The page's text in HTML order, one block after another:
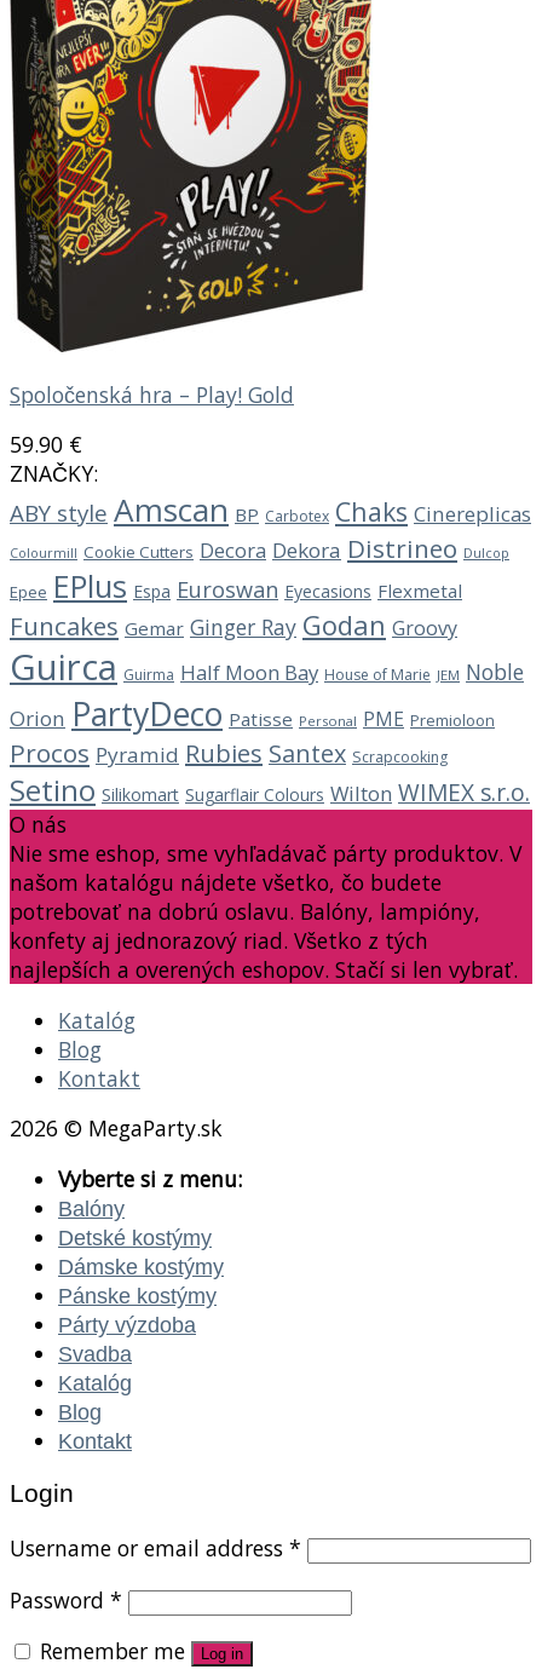
Spoločenská hra – Play! Gold
59.90 €
ZNAČKY:
ABY style Amscan BP Carbotex Chaks Cinereplicas
Colourmill Cookie Cutters Decora Dekora Distrineo Dulcop
Epee EPlus Espa Euroswan Eyecasions Flexmetal
Funcakes Gemar Ginger Ray Godan Groovy
Guirca Guirma Half Moon Bay House of Marie JEM Noble
Orion PartyDeco Patisse Personal PME Premioloon
Procos Pyramid Rubies Santex Scrapcooking
Setino Silikomart Sugarflair Colours Wilton WIMEX s.r.o.
O nás
Nie sme eshop, sme vyhľadávač párty produktov. V
našom katalógu nájdete všetko, čo budete
potrebovať na dobrú oslavu. Balóny, lampióny,
konfety aj jednorazový riad. Všetko z tých
najlepších a overených eshopov. Stačí si len vybrať.
Katalóg
Blog
Kontakt
2026 © MegaParty.sk
Vyberte si z menu:
Balóny
Detské kostýmy
Dámske kostýmy
Pánske kostýmy
Párty výzdoba
Svadba
Katalóg
Blog
Kontakt
Login
Username or email address *
Password *
Remember me
Log in